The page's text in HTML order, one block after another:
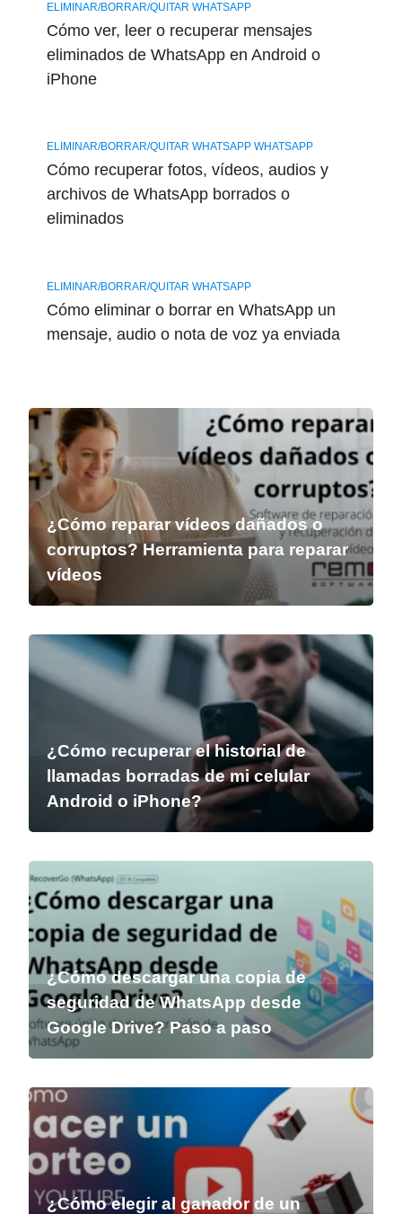
ELIMINAR/BORRAR/QUITAR WHATSAPP
Cómo ver, leer o recuperar mensajes
eliminados de WhatsApp en Android o
iPhone
ELIMINAR/BORRAR/QUITAR WHATSAPP WHATSAPP
Cómo recuperar fotos, vídeos, audios y
archivos de WhatsApp borrados o
eliminados
ELIMINAR/BORRAR/QUITAR WHATSAPP
Cómo eliminar o borrar en WhatsApp un
mensaje, audio o nota de voz ya enviada
¿Cómo reparar vídeos dañados o
corruptos? Herramienta para reparar
vídeos
¿Cómo recuperar el historial de
llamadas borradas de mi celular
Android o iPhone?
¿Cómo descargar una copia de
seguridad de WhatsApp desde
Google Drive? Paso a paso
¿Cómo elegir al ganador de un